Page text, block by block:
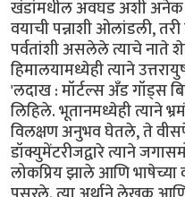
खंडांमधील अवघड अशी अनेक
वयाची पन्नाशी ओलांडली,
पर्वतांशी असलेले त्याचे नाते
हिमालयामध्येही त्याने
'लदाख : मॉर्टल्स अँड गॉड्स
लिहिले. भूतानमध्येही त्याने
विलक्षण अनुभव घेतले, ते
डॉक्युमेंटरीजद्वारे त्याने
लोकप्रिय झाले आणि